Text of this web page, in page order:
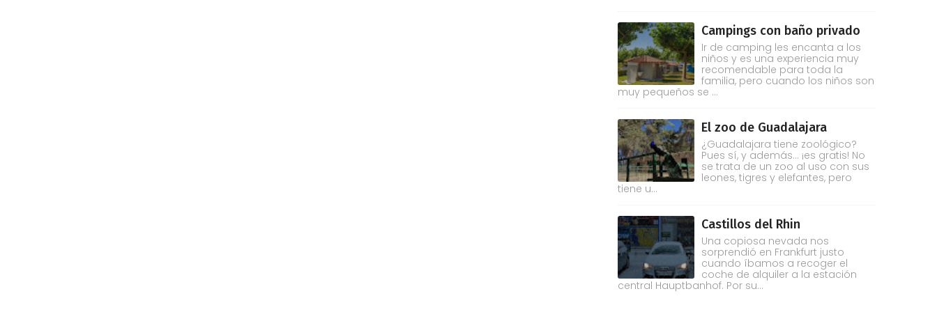
Campings con baño privado
Ir de camping les encanta a los
niños y es una experiencia muy
recomendable para toda la
familia, pero cuando los niños son
muy pequeños se ...
El zoo de Guadalajara
¿Guadalajara tiene zoológico?
Pues sí, y además... ¡es gratis! No
se trata de un zoo al uso con sus
leones, tigres y elefantes, pero
tiene u...
Castillos del Rhin
Una copiosa nevada nos
sorprendió en Frankfurt justo
cuando íbamos a recoger el
coche de alquiler a la estación
central Hauptbanhof. Por su...